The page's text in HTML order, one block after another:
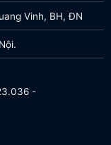
Vinh, BH, ĐN
-